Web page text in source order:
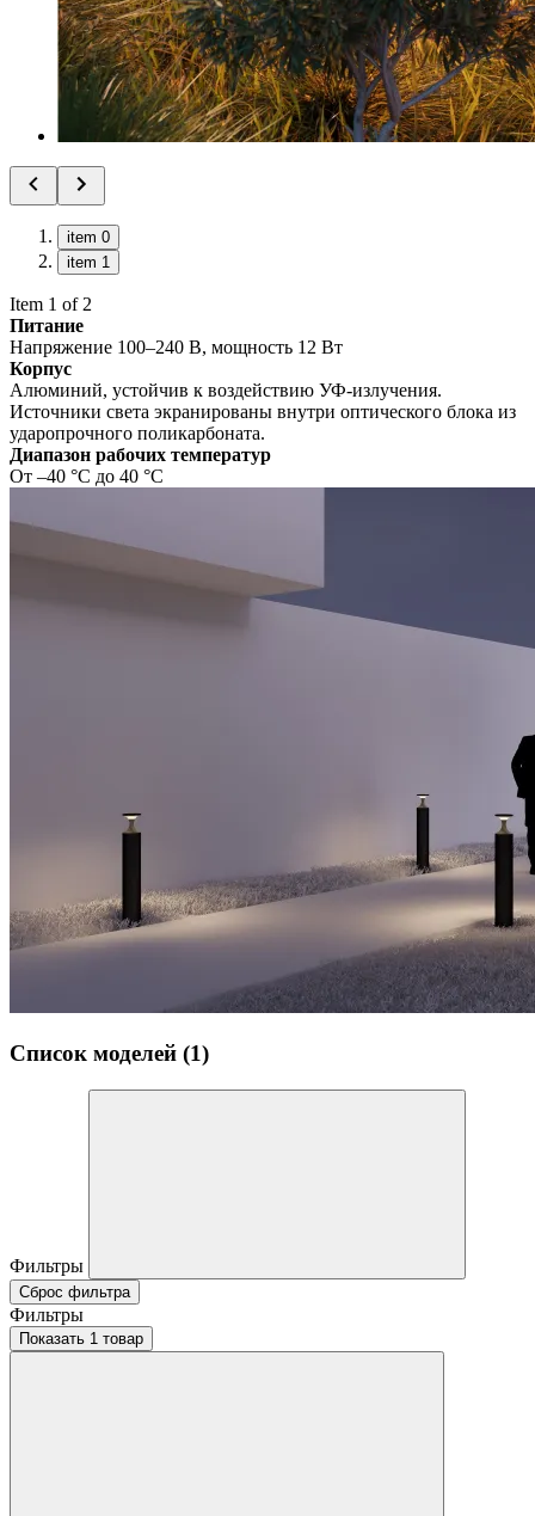
item 0
item 1
Item 1 of 2
Питание
Напряжение 100–240 В, мощность 12 Вт
Корпус
Алюминий, устойчив к воздействию УФ-излучения.
Источники света экранированы внутри оптического блока из
ударопрочного поликарбоната.
Диапазон рабочих температур
От –40 °C до 40 °C
Список моделей (1)
Фильтры
Сброс фильтра
Фильтры
Показать 1 товар